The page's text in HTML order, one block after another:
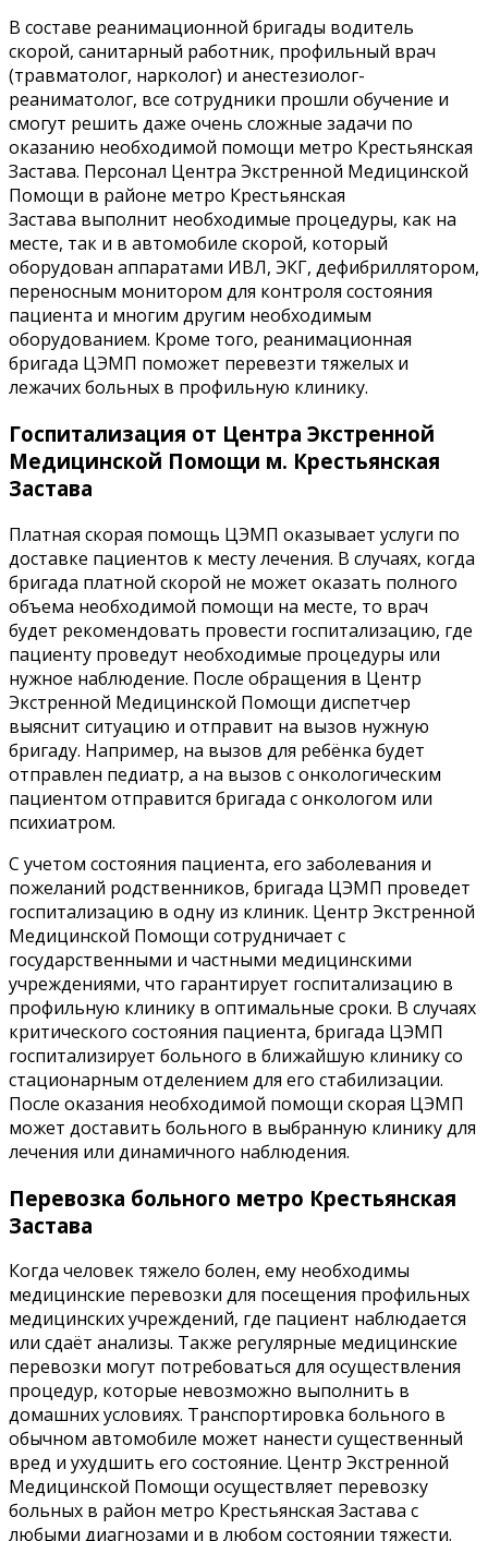
В составе реанимационной бригады водитель
скорой, санитарный работник, профильный врач
(травматолог, нарколог) и анестезиолог-
реаниматолог, все сотрудники прошли обучение и
смогут решить даже очень сложные задачи по
оказанию необходимой помощи метро Крестьянская
Застава. Персонал Центра Экстренной Медицинской
Помощи в районе метро Крестьянская
Застава выполнит необходимые процедуры, как на
месте, так и в автомобиле скорой, который
оборудован аппаратами ИВЛ, ЭКГ, дефибриллятором,
переносным монитором для контроля состояния
пациента и многим другим необходимым
оборудованием. Кроме того, реанимационная
бригада ЦЭМП поможет перевезти тяжелых и
лежачих больных в профильную клинику.
Госпитализация от Центра Экстренной
Медицинской Помощи м. Крестьянская
Застава
Платная скорая помощь ЦЭМП оказывает услуги по
доставке пациентов к месту лечения. В случаях, когда
бригада платной скорой не может оказать полного
объема необходимой помощи на месте, то врач
будет рекомендовать провести госпитализацию, где
пациенту проведут необходимые процедуры или
нужное наблюдение. После обращения в Центр
Экстренной Медицинской Помощи диспетчер
выяснит ситуацию и отправит на вызов нужную
бригаду. Например, на вызов для ребёнка будет
отправлен педиатр, а на вызов с онкологическим
пациентом отправится бригада с онкологом или
психиатром.
С учетом состояния пациента, его заболевания и
пожеланий родственников, бригада ЦЭМП проведет
госпитализацию в одну из клиник. Центр Экстренной
Медицинской Помощи сотрудничает с
государственными и частными медицинскими
учреждениями, что гарантирует госпитализацию в
профильную клинику в оптимальные сроки. В случаях
критического состояния пациента, бригада ЦЭМП
госпитализирует больного в ближайшую клинику со
стационарным отделением для его стабилизации.
После оказания необходимой помощи скорая ЦЭМП
может доставить больного в выбранную клинику для
лечения или динамичного наблюдения.
Перевозка больного метро Крестьянская
Застава
Когда человек тяжело болен, ему необходимы
медицинские перевозки для посещения профильных
медицинских учреждений, где пациент наблюдается
или сдаёт анализы. Также регулярные медицинские
перевозки могут потребоваться для осуществления
процедур, которые невозможно выполнить в
домашних условиях. Транспортировка больного в
обычном автомобиле может нанести существенный
вред и ухудшить его состояние. Центр Экстренной
Медицинской Помощи осуществляет перевозку
больных в район метро Крестьянская Застава с
любыми диагнозами и в любом состоянии тяжести.